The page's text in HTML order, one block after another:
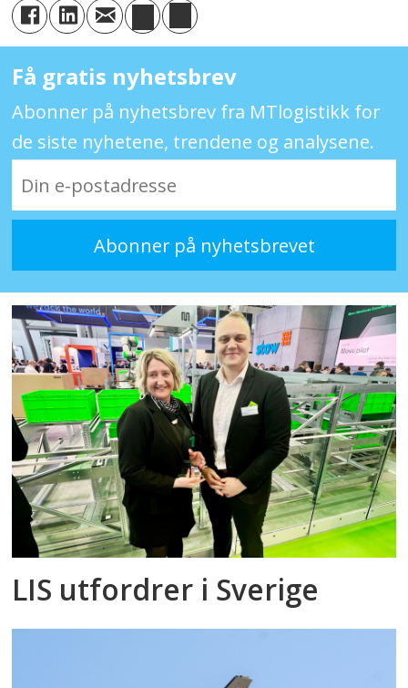
Få gratis nyhetsbrev
Abonner på nyhetsbrev fra MTlogistikk for
de siste nyhetene, trendene og analysene.
LIS utfordrer i Sverige